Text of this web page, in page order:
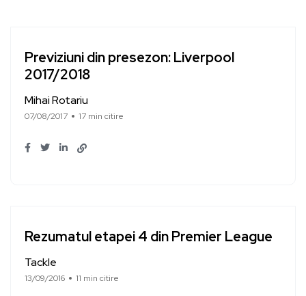
Previziuni din presezon: Liverpool
2017/2018
Mihai Rotariu
07/08/2017 17 min citire
Rezumatul etapei 4 din Premier League
Tackle
13/09/2016 11 min citire